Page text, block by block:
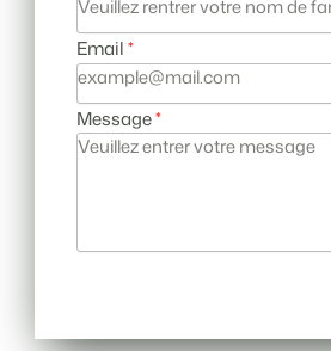
Email
Message